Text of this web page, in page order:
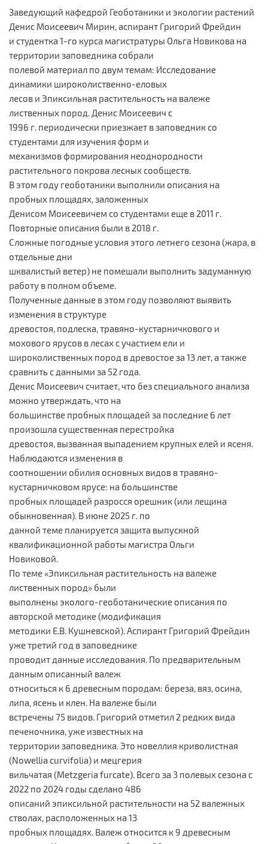
Заведующий кафедрой Геоботаники и экологии растений
Денис Моисеевич Мирин, аспирант Григорий Фрейдин
и студентка 1-го курса магистратуры Ольга Новикова на
территории заповедника собрали
полевой материал по двум темам: Исследование
динамики широколиственно-еловых
лесов и Эпиксильная растительность на валеже
лиственных пород. Денис Моисеевич с
1996 г. периодически приезжает в заповедник со
студентами для изучения форм и
механизмов формирования неоднородности
растительного покрова лесных сообществ.
В этом году геоботаники выполнили описания на
пробных площадях, заложенных
Денисом Моисеевичем со студентами еще в 2011 г.
Повторные описания были в 2018 г.
Сложные погодные условия этого летнего сезона (жара, в
отдельные дни
шквалистый ветер) не помешали выполнить задуманную
работу в полном объеме.
Полученные данные в этом году позволяют выявить
изменения в структуре
древостоя, подлеска, травяно-кустарничкового и
мохового ярусов в лесах с участием ели и
широколиственных пород в древостое за 13 лет, а также
сравнить с данными за 52 года.
Денис Моисеевич считает, что без специального анализа
можно утверждать, что на
большинстве пробных площадей за последние 6 лет
произошла существенная перестройка
древостоя, вызванная выпадением крупных елей и ясеня.
Наблюдаются изменения в
соотношении обилия основных видов в травяно-
кустарничковом ярусе: на большинстве
пробных площадей разросся орешник (или лещина
обыкновенная). В июне 2025 г. по
данной теме планируется защита выпускной
квалификационной работы магистра Ольги
Новиковой.
По теме «Эпиксильная растительность на валеже
лиственных пород» были
выполнены эколого-геоботанические описания по
авторской методике (модификация
методики Е.В. Кушневской). Аспирант Григорий Фрейдин
уже третий год в заповеднике
проводит данные исследования. По предварительным
данным описанный валеж
относиться к 6 древесным породам: береза, вяз, осина,
липа, ясень и клен. На валеже были
встречены 75 видов. Григорий отметил 2 редких вида
печеночника, уже известных на
территории заповедника. Это новеллия криволистная
(Nowellia curvifolia) и мецгерия
вильчатая (Metzgeria furcate). Всего за 3 полевых сезона с
2022 по 2024 годы сделано 486
описаний эпиксильной растительности на 52 валежных
стволах, расположенных на 13
пробных площадях. Валеж относится к 9 древесным